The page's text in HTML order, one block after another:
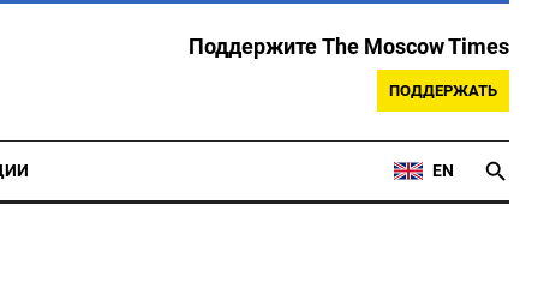
Поддержите The Moscow Times
ПОДДЕРЖАТЬ
EN